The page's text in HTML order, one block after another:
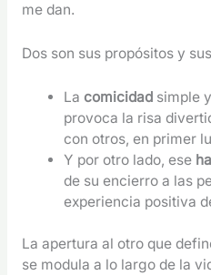
me dan.
Dos son sus propósitos y
Lacomicidad simple
provoca la risa
con otros, en primer
Y por otro lado, ese
de su encierro a las
experiencia positiva
La apertura al otro que
se modula a lo largo de la